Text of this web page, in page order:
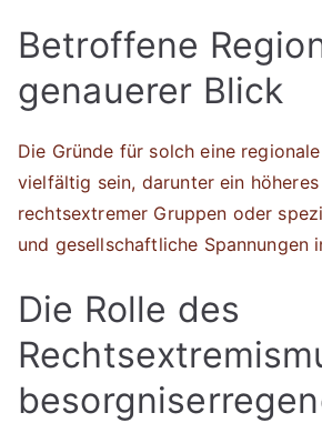
Betroffene
genauerer Blick
Die Gründe für solch eine
vielfältig sein, darunter ein
rechtsextremer Gruppen oder
und gesellschaftliche Spannungen
Die Rolle des